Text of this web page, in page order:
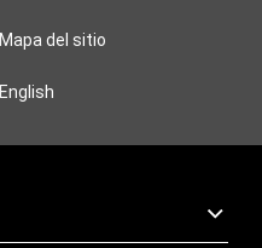
Mapa del sitio
English